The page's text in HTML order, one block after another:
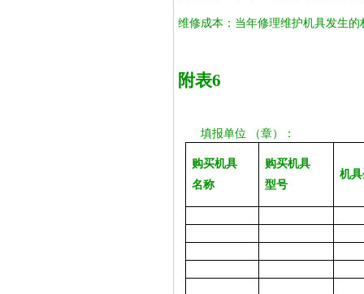
维修成本：当年修理维护机具发生
附表6
填报单位 （章）：
购买机具
名称
购买机具
型号
机